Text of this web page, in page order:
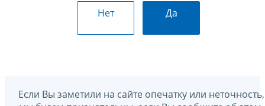
Нет Да
Если Вы заметили на сайте опечатку или неточность,